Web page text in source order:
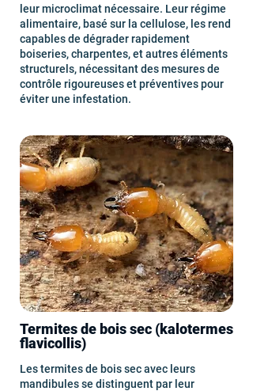
leur microclimat nécessaire. Leur régime
alimentaire, basé sur la cellulose, les rend
capables de dégrader rapidement
boiseries, charpentes, et autres éléments
structurels, nécessitant des mesures de
contrôle rigoureuses et préventives pour
éviter une infestation.
Termites de bois sec (kalotermes
flavicollis)
Les termites de bois sec avec leurs
mandibules se distinguent par leur